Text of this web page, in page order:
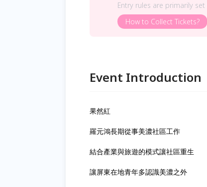
Entry rules are primarily
How to Collect Tickets?
Event Introduction
果然紅
羅元鴻長期從事美濃社區工作
結合產業與旅遊的模式讓社區重生
讓屏東在地青年多認識美濃之外